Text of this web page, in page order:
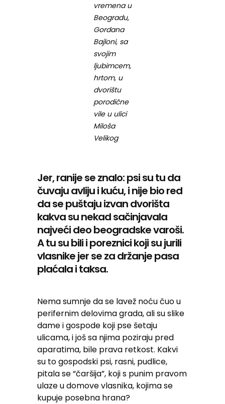
vremena u
Beogradu,
Gordana
Bajloni, sa
svojim
ljubimcem,
hrtom, u
dvorištu
porodične
vile u ulici
Miloša
Velikog
Jer, ranije se znalo: psi su tu da
čuvaju avliju i kuću, i nije bio red
da se puštaju izvan dvorišta
kakva su nekad sačinjavala
najveći deo beogradske varoši.
A tu su bili i poreznici koji su jurili
vlasnike jer se za držanje pasa
plaćala i taksa.
Nema sumnje da se lavež noću čuo u
perifernim delovima grada, ali su slike
dame i gospode koji pse šetaju
ulicama, i još sa njima poziraju pred
aparatima, bile prava retkost. Kakvi
su to gospodski psi, rasni, pudlice,
pitala se “čaršija”, koji s punim pravom
ulaze u domove vlasnika, kojima se
kupuje posebna hrana?